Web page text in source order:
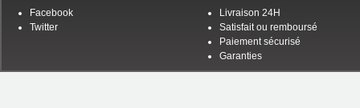
Facebook
Twitter
Livraison 24H
Satisfait ou remboursé
Paiement sécurisé
Garanties